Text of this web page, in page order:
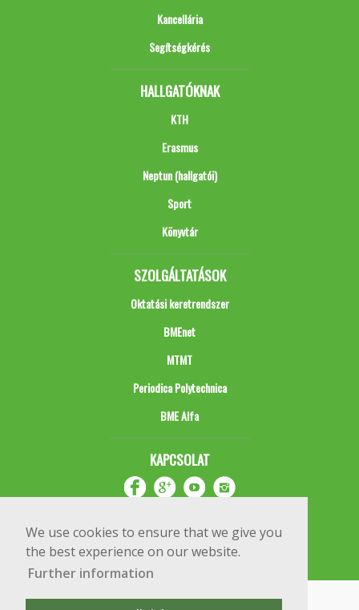
We use cookies to ensure that we give you
the best experience on our website.
Further information
Kancellária
Segítségkérés
HALLGATÓKNAK
KTH
Erasmus
Neptun (hallgatói)
Sport
Könyvtár
SZOLGÁLTATÁSOK
Oktatási keretrendszer
BMEnet
MTMT
Periodica Polytechnica
BME Alfa
KAPCSOLAT